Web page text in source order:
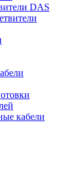
DAS
кабели